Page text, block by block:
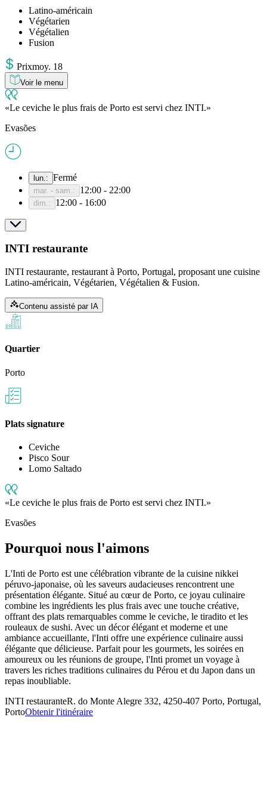
Latino-américain
Végétarien
Végétalien
Fusion
Prixmoy. 18
Voir le menu
Le ceviche le plus frais de Porto est servi chez INTI.
Evasões
lun. : Fermé
mar. - sam. : 12:00 - 22:00
dim. : 12:00 - 16:00
INTI restaurante
INTI restaurante, restaurant à Porto, Portugal, proposant une cuisine
Latino-américain, Végétarien, Végétalien & Fusion.
Contenu assisté par IA
Quartier
Porto
Plats signature
Ceviche
Pisco Sour
Lomo Saltado
Le ceviche le plus frais de Porto est servi chez INTI.
Evasões
Pourquoi nous l'aimons
L'Inti de Porto est une célébration vibrante de la cuisine nikkei
péruvo-japonaise, où les saveurs audacieuses rencontrent une
présentation élégante. Situé au cœur de Porto, ce joyau culinaire
combine les ingrédients les plus frais avec une touche créative,
offrant des plats remarquables comme le ceviche, le tiradito et les
rouleaux de sushi. Avec un décor élégant et moderne et une
ambiance accueillante, l'Inti offre une expérience culinaire aussi
élégante que délicieuse. Parfait pour les gourmets, les soirées en
amoureux ou les réunions de groupe, l'Inti promet un voyage à
travers les riches traditions culinaires du Pérou et du Japon dans un
repas inoubliable.
INTI restauranteR. do Monte Alegre 332, 4250-407 Porto, Portugal,
PortoObtenir l'itinéraire